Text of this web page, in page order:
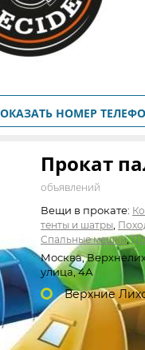
НОМЕР
Прокат
объявлений
Вещи в прокате:
тенты и шатры
Спальные мешки,
Москва,
улица, 4А
Верхние
356 м